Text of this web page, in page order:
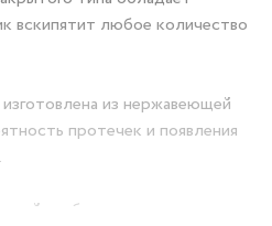
вскипятит любое количество
из нержавеющей
протечек и появления
чайник быстрее и тише